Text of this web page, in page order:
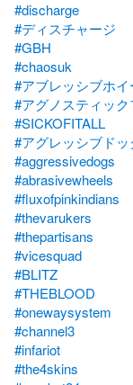
#discharge
#ディスチャージ
#GBH
#chaosuk
#アブレッシブホ
#アグノスティック
#SICKOFITALL
#アグレッシブドッ
#aggressivedogs
#abrasivewheels
#fluxofpinkindians
#thevarukers
#thepartisans
#vicesquad
#BLITZ
#THEBLOOD
#onewaysystem
#channel3
#infariot
#the4skins